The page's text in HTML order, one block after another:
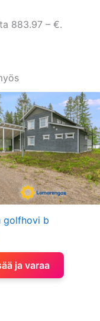
883.97 – €.
golfhovi b
ja varaa